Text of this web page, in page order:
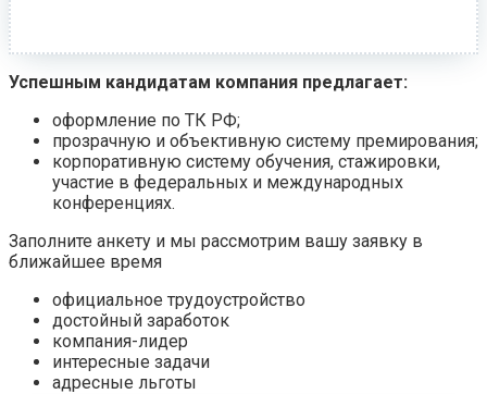
Успешным кандидатам компания предлагает:
оформление по ТК РФ;
прозрачную и объективную систему премирования;
корпоративную систему обучения, стажировки,
участие в федеральных и международных
конференциях.
Заполните анкету и мы рассмотрим вашу заявку в
ближайшее время
официальное трудоустройство
достойный заработок
компания-лидер
интересные задачи
адресные льготы